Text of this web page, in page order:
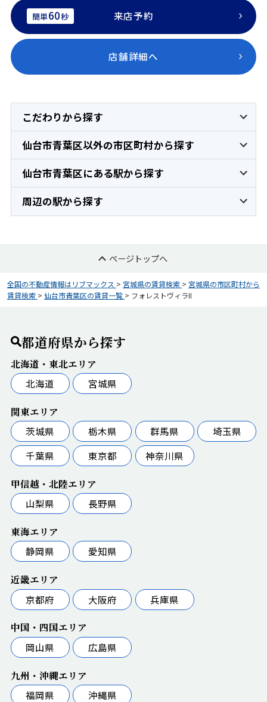
簡単60秒 来店予約
店舗詳細へ
こだわりから探す
仙台市青葉区以外の市区町村から探す
仙台市青葉区にある駅から探す
周辺の駅から探す
ページトップへ
全国の不動産情報はリブマックス > 宮城県の賃貸検索 > 宮城県の市区町村から
賃貸検索 > 仙台市青葉区の賃貸一覧 > フォレストヴィラII
都道府県から探す
北海道・東北エリア
北海道
宮城県
関東エリア
茨城県
栃木県 群馬県
埼玉県
千葉県
東京都 神奈川県
甲信越・北陸エリア
山梨県
長野県
東海エリア
静岡県
愛知県
近畿エリア
京都府
大阪府 兵庫県
中国・四国エリア
岡山県
広島県
九州・沖縄エリア
福岡県
沖縄県